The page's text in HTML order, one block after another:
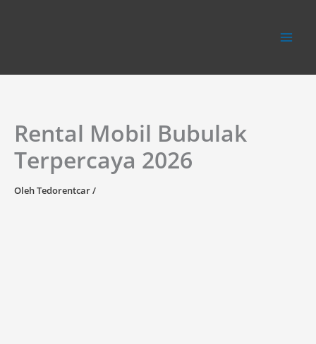
Rental Mobil Bubulak
Terpercaya 2026
OlehTedorentcar/